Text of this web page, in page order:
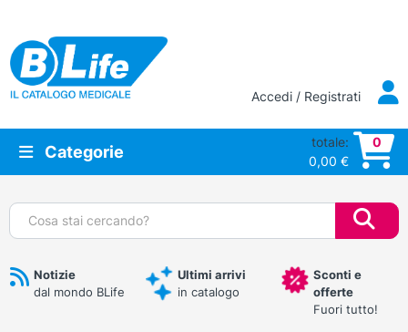
Vai al contenuto principale
Accedi / Registrati
Categorie
totale:
0,00 €
0
Cerca:
Notizie
dal mondo BLife
Ultimi arrivi
in catalogo
Sconti e
offerte
Fuori tutto!